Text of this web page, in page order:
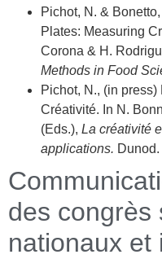
Pichot, N. &
Plates: Measuring
Corona & H.
Methods in Food
Pichot, N., (in
Créativité. In N.
(Eds.), La créativité
applications. Dunod.
des congrès
nationaux et